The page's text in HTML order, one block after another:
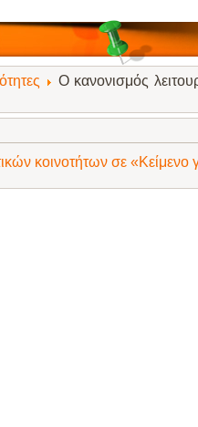
Ο κανονισμός
κοινοτήτων σε «Κείμενο